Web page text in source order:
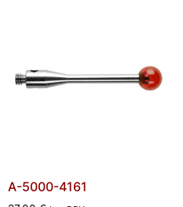
A-5000-4161